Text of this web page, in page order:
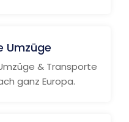
Umzüge
& Transporte
ganz Europa.